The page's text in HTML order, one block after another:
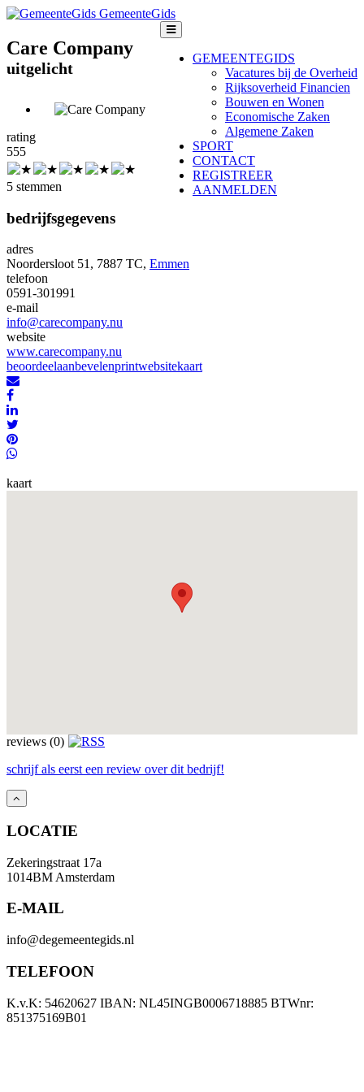
GemeenteGids
GEMEENTEGIDS
Vacatures bij de Overheid
Rijksoverheid Financien
Bouwen en Wonen
Economische Zaken
Algemene Zaken
SPORT
CONTACT
REGISTREER
AANMELDEN
Care Company
uitgelicht
rating
555
5 stemmen
bedrijfsgegevens
adres
Noordersloot 51, 7887 TC, Emmen
telefoon
0591-301991
e-mail
info@carecompany.nu
website
www.carecompany.nu
beoordeelaanbevelenprintwebsitekaart
kaart
reviews (0)
schrijf als eerst een review over dit bedrijf!
LOCATIE
Zekeringstraat 17a
1014BM Amsterdam
E-MAIL
info@degemeentegids.nl
TELEFOON
K.v.K: 54620627 IBAN: NL45INGB0006718885 BTWnr:
851375169B01